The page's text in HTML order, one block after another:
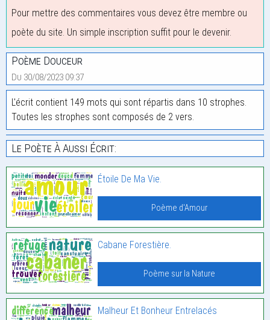
Pour mettre des commentaires vous devez être membre ou
poète du site. Un simple inscription suffit pour le devenir.
Poème Douceur
Du 30/08/2023 09:37
L'écrit contient 149 mots qui sont répartis dans 10 strophes.
Toutes les strophes sont composés de 2 vers.
Le Poète À Aussi Écrit:
Étoile De Ma Vie.
Poème d'Amour
Cabane Forestière.
Poème sur la Nature
Malheur Et Bonheur Entrelacés